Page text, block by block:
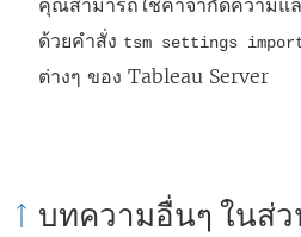
คุณสามารถใช้คำจำกัดความแ
ด้วยคำสั่ง tsm settings
ต่างๆ ของ Tableau Server
บทความอื่นๆ ในส่